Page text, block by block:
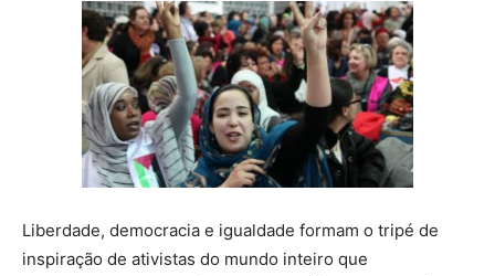
Liberdade, democracia e igualdade formam o tripé de
inspiração de ativistas do mundo inteiro que